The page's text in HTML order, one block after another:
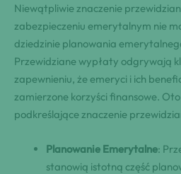
Niewątpliwie znaczenie
zabezpieczeniu emerytalnym nie
dziedzinie planowania
Przewidziane wypłaty odgrywają
zapewnieniu, że emeryci i ich
zamierzone korzyści finansowe.
podkreślające znaczenie
Planowanie Emerytalne:
stanowią istotną część